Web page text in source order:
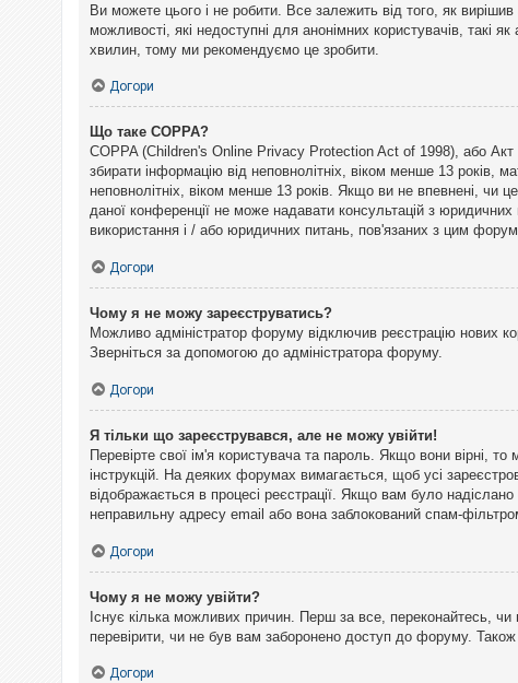
Ви можете цього і не робити. Все залежить від того, як
можливості, які недоступні для анонімних користувачів, такі
хвилин, тому ми рекомендуємо це зробити.
Догори
Що таке COPPA?
COPPA (Children's Online Privacy Protection Act of 1998), або Акт
збирати інформацію від неповнолітніх, віком менше 13 років,
неповнолітніх, віком менше 13 років. Якщо ви не впевнені, чи
даної конференції не може надавати консультацій з
використання і / або юридичних питань, пов'язаних з цим
Догори
Чому я не можу зареєструватись?
Можливо адміністратор форуму відключив реєстрацію нових
Зверніться за допомогою до адміністратора форуму.
Догори
Я тільки що зареєструвався, але не можу увійти!
Перевірте свої ім'я користувача та пароль. Якщо вони вірні,
інструкцій. На деяких форумах вимагається, щоб усі
відображається в процесі реєстрації. Якщо вам було
неправильну адресу email або вона заблокований спам-
Догори
Чому я не можу увійти?
Існує кілька можливих причин. Перш за все, переконайтесь,
перевірити, чи не був вам заборонено доступ до форуму.
Догори